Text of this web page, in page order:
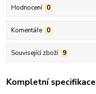
Hodnocení 0
Komentáře 0
Související zboží 9
Kompletní specifikace